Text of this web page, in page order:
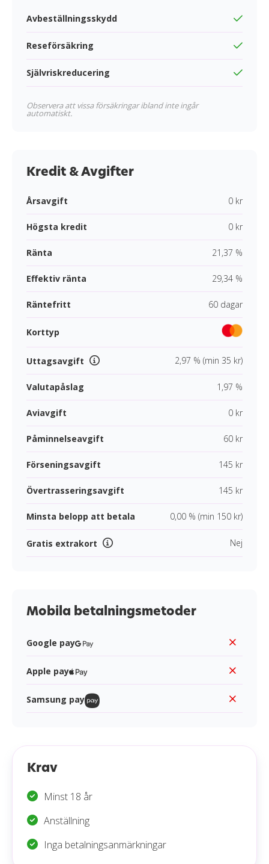
Avbeställningsskydd
Reseförsäkring
Självriskreducering
Observera att vissa försäkringar ibland inte ingår
automatiskt.
Kredit & Avgifter
Årsavgift 0 kr
Högsta kredit 0 kr
Ränta 21,37 %
Effektiv ränta 29,34 %
Räntefritt 60 dagar
Korttyp
Uttagsavgift 2,97 % (min 35 kr)
Valutapåslag 1,97 %
Aviavgift 0 kr
Påminnelseavgift 60 kr
Förseningsavgift 145 kr
Övertrasseringsavgift 145 kr
Minsta belopp att betala 0,00 % (min 150 kr)
Gratis extrakort Nej
Mobila betalningsmetoder
Google pay
Apple pay
Samsung pay
Krav
Minst 18 år
Anställning
Inga betalningsanmärkningar